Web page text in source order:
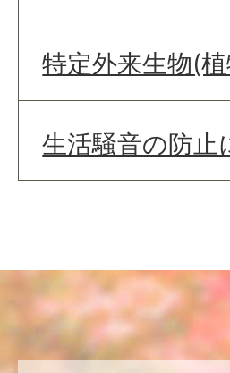
特定外来生物(
生活騒音の防止